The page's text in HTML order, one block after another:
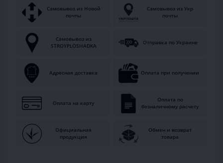
Самовывоз из Новой
почты
Самовывоз из Укр
почты
Самовывоз из
STROYPLOSHADKA
Отправка по Украине
Адресная доставка Оплата при получении
Оплата на карту
Оплата по
безналичному расчету
Официальная
продукция
Обмен и возврат
товара